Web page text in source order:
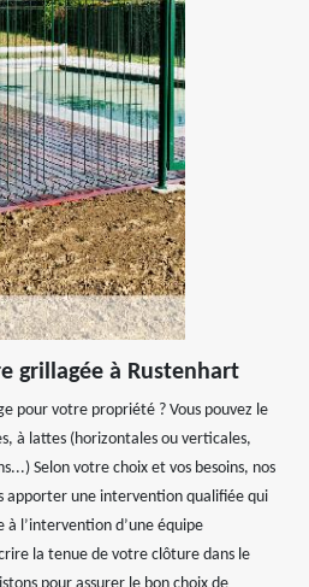
grillagée à Rustenhart
pour votre propriété ? Vous pouvez le
à lattes (horizontales ou verticales,
Selon votre choix et vos besoins, nos
apporter une intervention qualifiée qui
l’intervention d’une équipe
la tenue de votre clôture dans le